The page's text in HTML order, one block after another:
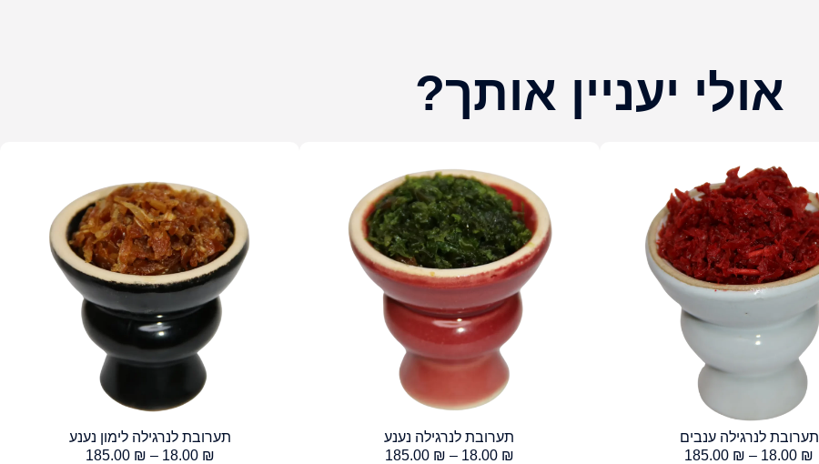
אולי יעניין אותך?
תערובת לנרגילה ענבים
18.00 ₪
–
185.00 ₪
תערובת לנרגילה נענע
18.00 ₪
–
185.00 ₪
תערובת לנרגילה לימון נענע
18.00 ₪
–
185.00 ₪